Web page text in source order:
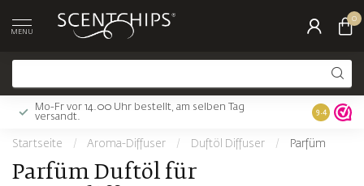
MENU
0
Mo-Fr vor 14.00 Uhr bestellt, am selben Tag
versandt.
Gratis
9.4
Startseite / Aroma-Diffuser / Duftöl Diffuser / Parfüm
Parfüm Duftöl für